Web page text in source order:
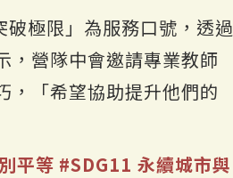
極限」為服務口號，透過
，營隊中會邀請專業教師
，「希望協助提升他們的
平等 #SDG11 永續城市與